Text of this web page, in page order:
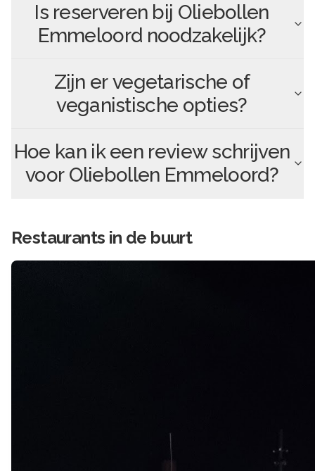
Is reserveren bij Oliebollen
Emmeloord noodzakelijk?
Zijn er vegetarische of
veganistische opties?
Hoe kan ik een review schrijven
voor Oliebollen Emmeloord?
Restaurants in de buurt